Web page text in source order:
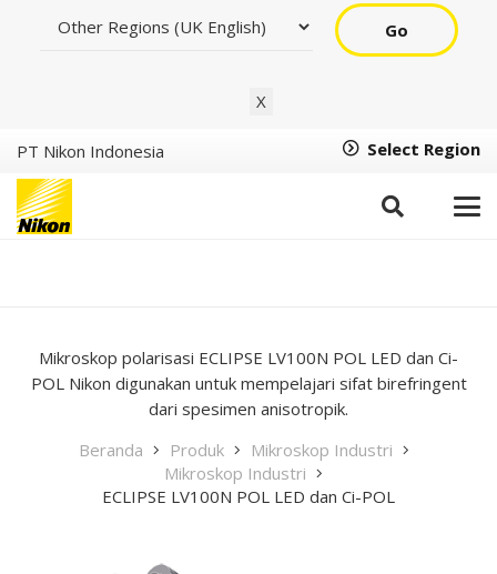
Go
X
PT Nikon Indonesia Select Region
ECLIPSE LV100N POL
Mikroskop polarisasi ECLIPSE LV100N POL LED dan Ci-
POL Nikon digunakan untuk mempelajari sifat birefringent
dari spesimen anisotropik.
Beranda
Produk
Mikroskop Industri
Mikroskop Industri
ECLIPSE LV100N POL LED dan Ci-POL